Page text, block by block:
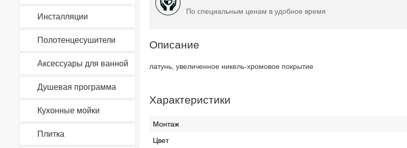
Инсталляции
Полотенцесушители
Аксессуары для ванной
Душевая программа
Кухонные мойки
Плитка
По специальным ценам в удобное время
Описание
латунь, увеличенное никель-хромовое покрытие
Характеристики
Монтаж
Цвет